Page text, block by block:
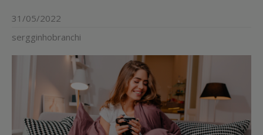
31/05/2022
sergginhobranchi